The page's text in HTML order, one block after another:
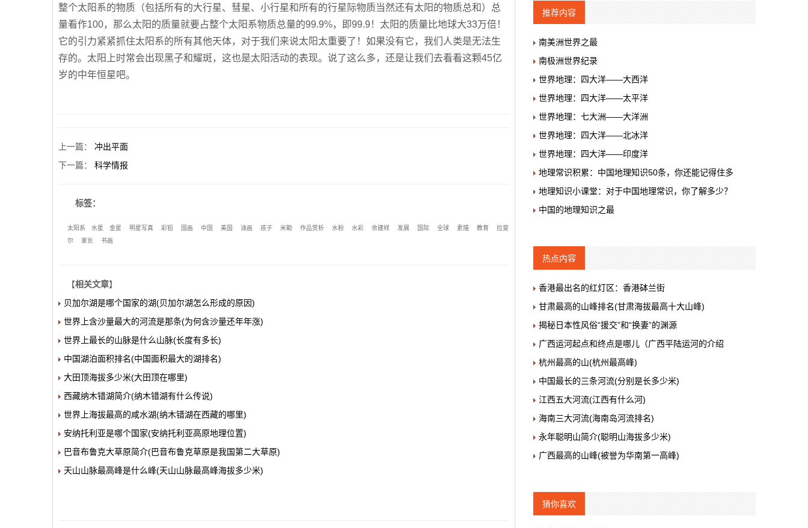
整个太阳系的物质（包括所有的大行星、彗星、小行星和所有的行星际物质当然还有太阳的物质总和）总
量看作100，那么太阳的质量就要占整个太阳系物质总量的99.9%，即99.9！太阳的质量比地球大33万倍！
它的引力紧紧抓住太阳系的所有其他天体，对于我们来说太阳太重要了！如果没有它，我们人类是无法生
存的。太阳上时常会出现黑子和耀斑，这也是太阳活动的表现。说了这么多，还是让我们去看看这颗45亿
岁的中年恒星吧。
上一篇： 冲出平面
下一篇： 科学情报
标签：
太阳系 水星 金星 明星写真 彩铅 国画 中国 美国 油画 孩子 米勒 作品赏析 水粉 水彩 余建祥 发展 国际 全球 素描 教育
拉斐
尔
家长 书画
【相关文章】
贝加尔湖是哪个国家的湖(贝加尔湖怎么形成的原因)
世界上含沙量最大的河流是那条(为何含沙量还年年涨)
世界上最长的山脉是什么山脉(长度有多长)
中国湖泊面积排名(中国面积最大的湖排名)
大田顶海拔多少米(大田顶在哪里)
西藏纳木错湖简介(纳木错湖有什么传说)
世界上海拔最高的咸水湖(纳木错湖在西藏的哪里)
安纳托利亚是哪个国家(安纳托利亚高原地理位置)
巴音布鲁克大草原简介(巴音布鲁克草原是我国第二大草原)
天山山脉最高峰是什么峰(天山山脉最高峰海拔多少米)
推荐内容
南美洲世界之最
南极洲世界纪录
世界地理：四大洋——大西洋
世界地理：四大洋——太平洋
世界地理：七大洲——大洋洲
世界地理：四大洋——北冰洋
世界地理：四大洋——印度洋
地理常识积累：中国地理知识50条，你还能记得住多
地理知识小课堂：对于中国地理常识，你了解多少？
中国的地理知识之最
热点内容
香港最出名的红灯区：香港砵兰街
甘肃最高的山峰排名(甘肃海拔最高十大山峰)
揭秘日本性风俗“援交”和“换妻”的渊源
广西运河起点和终点是哪儿（广西平陆运河的介绍
杭州最高的山(杭州最高峰)
中国最长的三条河流(分别是长多少米)
江西五大河流(江西有什么河)
海南三大河流(海南岛河流排名)
永年聪明山简介(聪明山海拔多少米)
广西最高的山峰(被誉为华南第一高峰)
猜你喜欢